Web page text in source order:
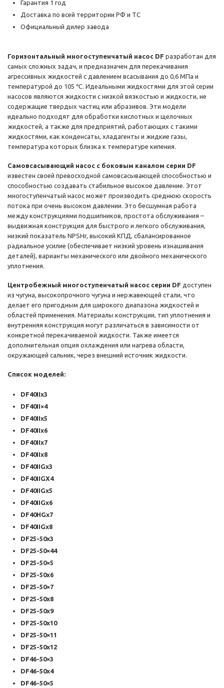
Гарантия 1 год
Доставка по всей территории РФ и ТС
Официальный дилер завода
Горизонтальный многоступенчатый насос DF разработан для
самых сложных задач, и предназначен для перекачивания
агрессивных жидкостей с давлением всасывания до 0,6 МПа и
температурой до 105 ℃. Идеальными жидкостями для этой серии
насосов являются жидкости с низкой вязкостью и жидкости, не
содержащие твердых частиц или абразивов. Эти модели
идеально подходят для обработки кислотных и щелочных
жидкостей, а также для предприятий, работающих с такими
жидкостями, как конденсаты, хладагенты и жидкие газы,
температура которых близка к температуре кипения.
Самовсасывающий насос с боковым каналом серии DF
известен своей превосходной самовсасывающей способностью и
способностью создавать стабильное высокое давление. Этот
многоступенчатый насос может производить среднюю скорость
потока при очень высоком давлении. Это бесшумная работа
между конструкциями подшипников, простота обслуживания –
выдвижная конструкция для быстрого и легкого обслуживания,
низкий показатель NPSHr, высокий КПД, сбалансированное
радиальное усилие (обеспечивает низкий уровень изнашивания
деталей), варианты механического или двойного механического
уплотнения.
Центробежный многоступенчатый насос серии DF доступен
из чугуна, высокопрочного чугуна и нержавеющей стали, что
делает его пригодным для широкого диапазона жидкостей и
областей применения. Материалы конструкции, тип уплотнения и
внутренняя конструкция могут различаться в зависимости от
конкретной перекачиваемой жидкости. Также имеется
дополнительная опция охлаждения или нагрева области,
окружающей сальник, через внешний источник жидкости.
Список моделей:
DF40IIx3
DF40II×4
DF40IIx5
DF40IIx6
DF40IIx7
DF40IIx8
DF40IIGx3
DF40IIGX4
DF40IIGx5
DF40IIGx6
DF40HGx7
DF40IIGx8
DF25-50x3
DF25-50×44
DF25-50×5
DF25-50x6
DF25-50×7
DF25-50x8
DF25-50x9
DF25-50x10
DF25-50×11
DF25-50x12
DF46-50×3
DF46-50x4
DF46-50×5